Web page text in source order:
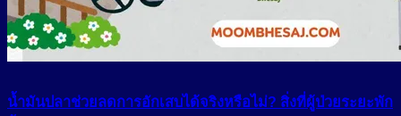
น้ำมันปลาช่วยลดการอักเสบได้จริงหรือไม่? สิ่งที่ผู้ป่วยระยะพัก